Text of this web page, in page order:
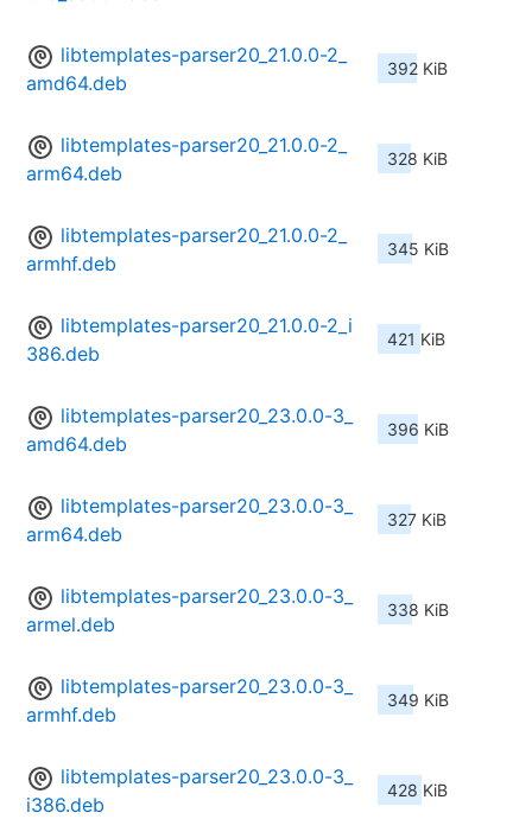
libtemplates-parser20_21.0.0-2_
amd64.deb
392 KiB
libtemplates-parser20_21.0.0-2_
arm64.deb
328 KiB
libtemplates-parser20_21.0.0-2_
armhf.deb
345 KiB
libtemplates-parser20_21.0.0-2_i
386.deb
421 KiB
libtemplates-parser20_23.0.0-3_
amd64.deb
396 KiB
libtemplates-parser20_23.0.0-3_
arm64.deb
327 KiB
libtemplates-parser20_23.0.0-3_
armel.deb
338 KiB
libtemplates-parser20_23.0.0-3_
armhf.deb
349 KiB
libtemplates-parser20_23.0.0-3_
i386.deb
428 KiB